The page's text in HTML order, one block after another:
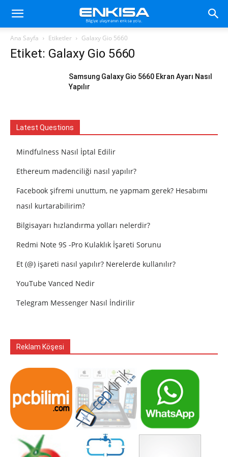
Ana Sayfa Etiketler Galaxy Gio 5660
Etiket: Galaxy Gio 5660
Samsung Galaxy Gio 5660 Ekran Ayarı Nasıl
Yapılır
Latest Questions
Mindfulness Nasıl İptal Edilir
Ethereum madenciliği nasıl yapılır?
Facebook şifremi unuttum, ne yapmam gerek? Hesabımı
nasıl kurtarabilirim?
Bilgisayarı hızlandırma yolları nelerdir?
Redmi Note 9S -Pro Kulaklık İşareti Sorunu
Et (@) işareti nasıl yapılır? Nerelerde kullanılır?
YouTube Vanced Nedir
Telegram Messenger Nasıl İndirilir
Reklam Köşesi